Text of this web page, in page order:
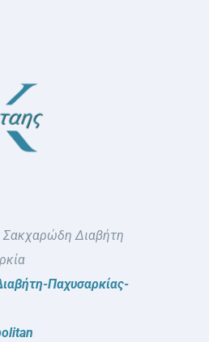
Σακχαρώδη Διαβήτη
Παχυσαρκίας-